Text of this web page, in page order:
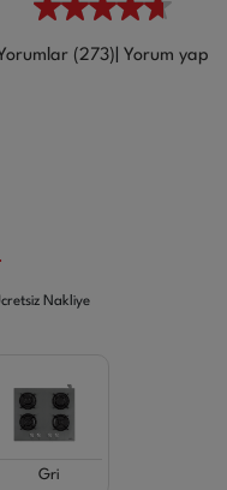
(273) Yorum yap
Nakliye
Gri